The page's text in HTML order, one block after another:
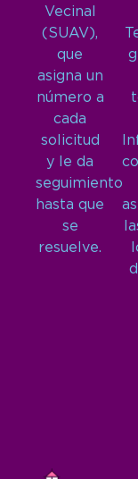
Vecinal
(SUAV),
que
asigna un
número a
cada
solicitud
y le da
seguimiento
hasta que
se
resuelve.